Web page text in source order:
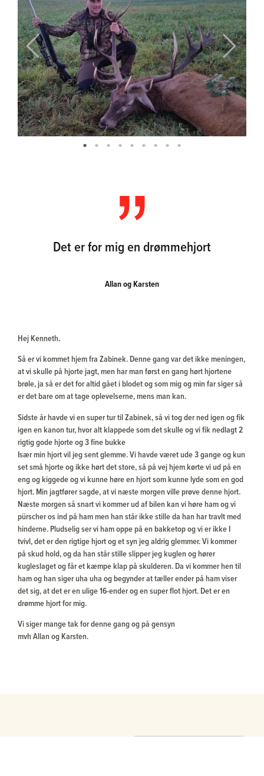
Previous Next
Det er for mig en drømmehjort
Allan og Karsten
Hej Kenneth.
Så er vi kommet hjem fra Zabinek. Denne gang var det ikke meningen,
at vi skulle på hjorte jagt, men har man først en gang hørt hjortene
brøle, ja så er det for altid gået i blodet og som mig og min far siger så
er det bare om at tage oplevelserne, mens man kan.
Sidste år havde vi en super tur til Zabinek, så vi tog der ned igen og fik
igen en kanon tur, hvor alt klappede som det skulle og vi fik nedlagt 2
rigtig gode hjorte og 3 fine bukke
Især min hjort vil jeg sent glemme. Vi havde været ude 3 gange og kun
set små hjorte og ikke hørt det store, så på vej hjem kørte vi ud på en
eng og kiggede og vi kunne høre en hjort som kunne lyde som en god
hjort. Min jagtfører sagde, at vi næste morgen ville prøve denne hjort.
Næste morgen så snart vi kommer ud af bilen kan vi høre ham og vi
pürscher os ind på ham men han står ikke stille da han har travlt med
hinderne. Pludselig ser vi ham oppe på en bakketop og vi er ikke I
tvivl, det er den rigtige hjort og et syn jeg aldrig glemmer. Vi kommer
på skud hold, og da han står stille slipper jeg kuglen og hører
kugleslaget og får et kæmpe klap på skulderen. Da vi kommer hen til
ham og han siger uha uha og begynder at tæller ender på ham viser
det sig, at det er en ulige 16-ender og en super flot hjort. Det er en
drømme hjort for mig.
Vi siger mange tak for denne gang og på gensyn
mvh Allan og Karsten.